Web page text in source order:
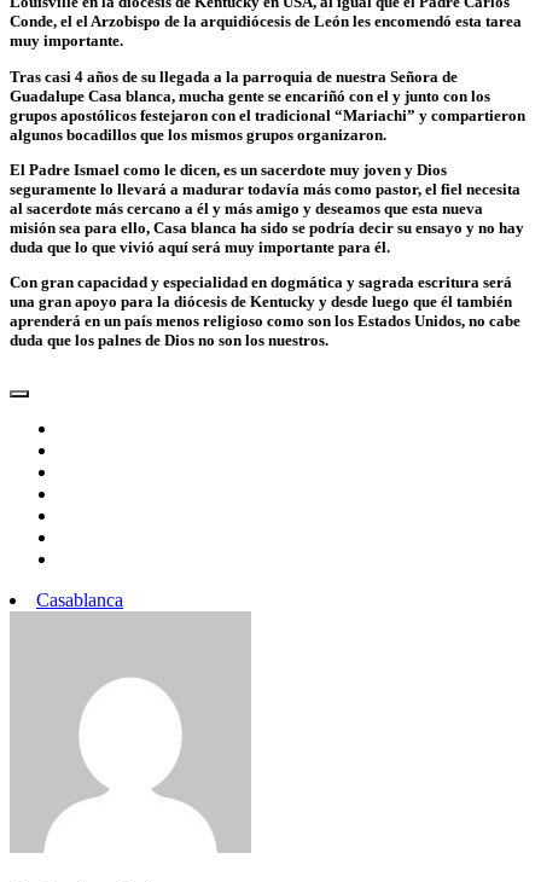
Conde, el el Arzobispo de la arquidiócesis de León les encomendó esta tarea
muy importante.
Tras casi 4 años de su llegada a la parroquia de nuestra Señora de
Guadalupe Casa blanca, mucha gente se encariñó con el y junto con los
grupos apostólicos festejaron con el tradicional “Mariachi” y compartieron
algunos bocadillos que los mismos grupos organizaron.
El Padre Ismael como le dicen, es un sacerdote muy joven y Dios
seguramente lo llevará a madurar todavía más como pastor, el fiel necesita
al sacerdote más cercano a él y más amigo y deseamos que esta nueva
misión sea para ello, Casa blanca ha sido se podría decir su ensayo y no hay
duda que lo que vivió aquí será muy importante para él.
Con gran capacidad y especialidad en dogmática y sagrada escritura será
una gran apoyo para la diócesis de Kentucky y desde luego que él también
aprenderá en un país menos religioso como son los Estados Unidos, no cabe
duda que los palnes de Dios no son los nuestros.
Casablanca